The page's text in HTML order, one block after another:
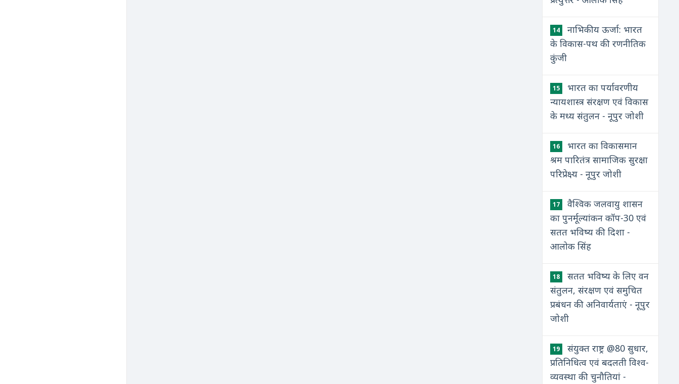
14
नाभिकीय ऊर्जा: भारत
के विकास-पथ की रणनीतिक
कुंजी
15
भारत का पर्यावरणीय
न्यायशास्त्र संरक्षण एवं विकास
के मध्य संतुलन - नूपुर जोशी
16
भारत का विकासमान
श्रम पारितंत्र सामाजिक सुरक्षा
परिप्रेक्ष्य - नूपुर जोशी
17
वैश्विक जलवायु शासन
का पुनर्मूल्यांकन कॉप-30 एवं
सतत भविष्य की दिशा -
आलोक सिंह
18
सतत भविष्य के लिए वन
संतुलन, संरक्षण एवं समुचित
प्रबंधन की अनिवार्यताएं - नूपुर
जोशी
19
संयुक्त राष्ट्र @80 सुधार,
प्रतिनिधित्व एवं बदलती विश्व-
व्यवस्था की चुनौतियां -